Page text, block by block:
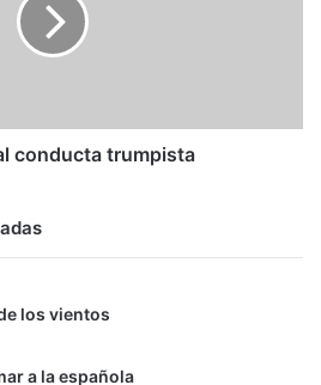
conducta trumpista
los vientos
a la española